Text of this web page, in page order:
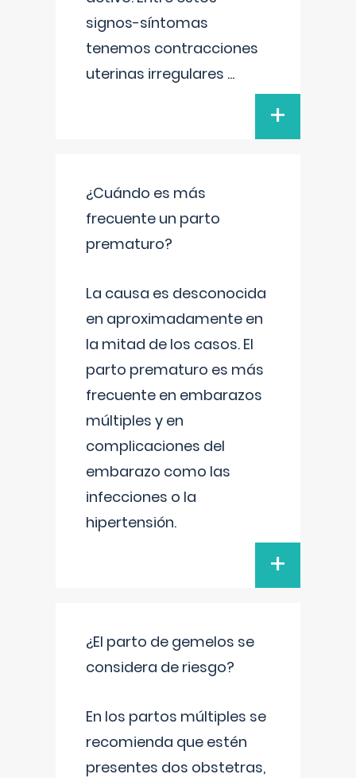
signos-síntomas
tenemos contracciones
uterinas irregulares ...
+
¿Cuándo es más
frecuente un parto
prematuro?
La causa es desconocida
en aproximadamente en
la mitad de los casos. El
parto prematuro es más
frecuente en embarazos
múltiples y en
complicaciones del
embarazo como las
infecciones o la
hipertensión.
+
¿El parto de gemelos se
considera de riesgo?
En los partos múltiples se
recomienda que estén
presentes dos obstetras,